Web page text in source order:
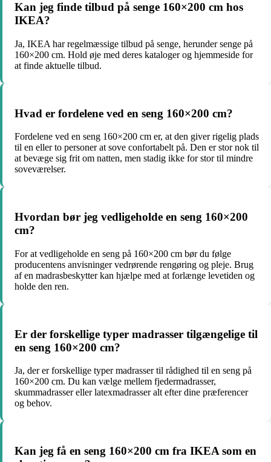
Kan jeg finde tilbud på senge 160×200 cm hos
IKEA?
Ja, IKEA har regelmæssige tilbud på senge, herunder senge på
160×200 cm. Hold øje med deres kataloger og hjemmeside for
at finde aktuelle tilbud.
Hvad er fordelene ved en seng 160×200 cm?
Fordelene ved en seng 160×200 cm er, at den giver rigelig plads
til en eller to personer at sove confortabelt på. Den er stor nok til
at bevæge sig frit om natten, men stadig ikke for stor til mindre
soveværelser.
Hvordan bør jeg vedligeholde en seng 160×200
cm?
For at vedligeholde en seng på 160×200 cm bør du følge
producentens anvisninger vedrørende rengøring og pleje. Brug
af en madrasbeskytter kan hjælpe med at forlænge levetiden og
holde den ren.
Er der forskellige typer madrasser tilgængelige til
en seng 160×200 cm?
Ja, der er forskellige typer madrasser til rådighed til en seng på
160×200 cm. Du kan vælge mellem fjedermadrasser,
skummadrasser eller latexmadrasser alt efter dine præferencer
og behov.
Kan jeg få en seng 160×200 cm fra IKEA som en